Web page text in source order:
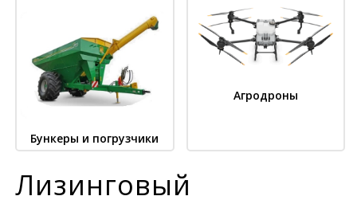
Бункеры и погрузчики
Агродроны
Лизинговый